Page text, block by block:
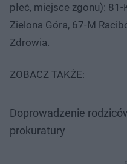
płeć, miejsce zgonu):
Zielona Góra, 67-M
Zdrowia.
ZOBACZ TAKŻE:
Doprowadzenie
prokuratury